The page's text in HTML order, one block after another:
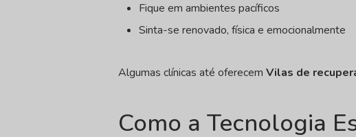
Fique em ambientes pacíficos
Sinta-se renovado, física e emocionalmente
Algumas clínicas até oferecemVilas de
Como a Tecnologia